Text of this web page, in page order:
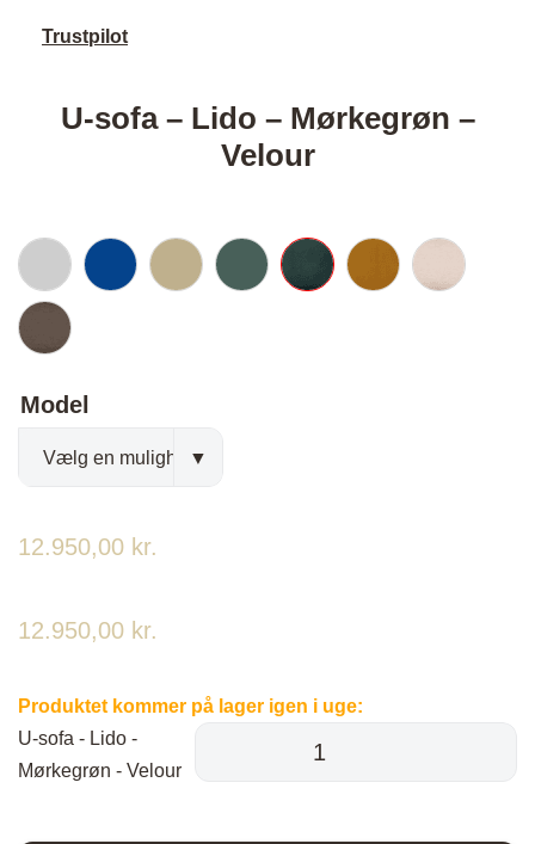
Trustpilot
U-sofa – Lido – Mørkegrøn –
Velour
Model
12.950,00 kr.
12.950,00 kr.
Produktet kommer på lager igen i uge:
U-sofa - Lido -
Mørkegrøn - Velour